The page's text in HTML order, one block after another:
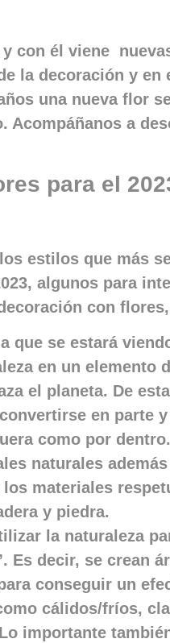
con él viene
la decoración y en
una nueva flor
Acompáñanos a
para el
estilos que más
algunos para
con
que se estará
en un elemento
el planeta. De
en parte
como por
naturales
materiales
y piedra.
la naturaleza
Es decir, se crean
conseguir un
cálidos/fríos,
importante